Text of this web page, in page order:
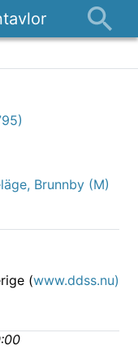
Brunnby (M)
(www.ddss.nu)